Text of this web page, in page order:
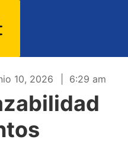
10, 2026 6:29 am